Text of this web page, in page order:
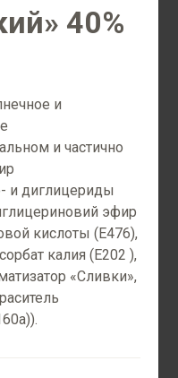
40%
и
и частично
и диглицериды
эфир
кислоты (Е476),
калия (E202 ),
«Сливки»,
круасанов из
приготовления
сладости”.